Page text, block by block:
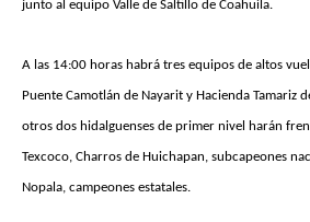
junto al equipo Valle de Saltillo de Coahuila.
A las 14:00 horas habrá tres equipos de altos
Puente Camotlán de Nayarit y Hacienda Tamariz
otros dos hidalguenses de primer nivel harán
Texcoco, Charros de Huichapan, subcapeones
Nopala, campeones estatales.